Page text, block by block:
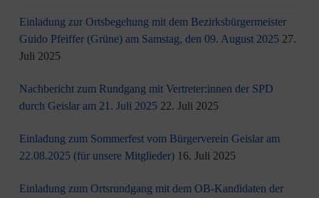
Einladung zur Ortsbegehung mit dem Bezirksbürgermeister
Guido Pfeiffer (Grüne) am Samstag, den 09. August 2025 27.
Juli 2025
Nachbericht zum Rundgang mit Vertreter:innen der SPD
durch Geislar am 21. Juli 2025 22. Juli 2025
Einladung zum Sommerfest vom Bürgerverein Geislar am
22.08.2025 (für unsere Mitglieder) 16. Juli 2025
Einladung zum Ortsrundgang mit dem OB-Kandidaten der